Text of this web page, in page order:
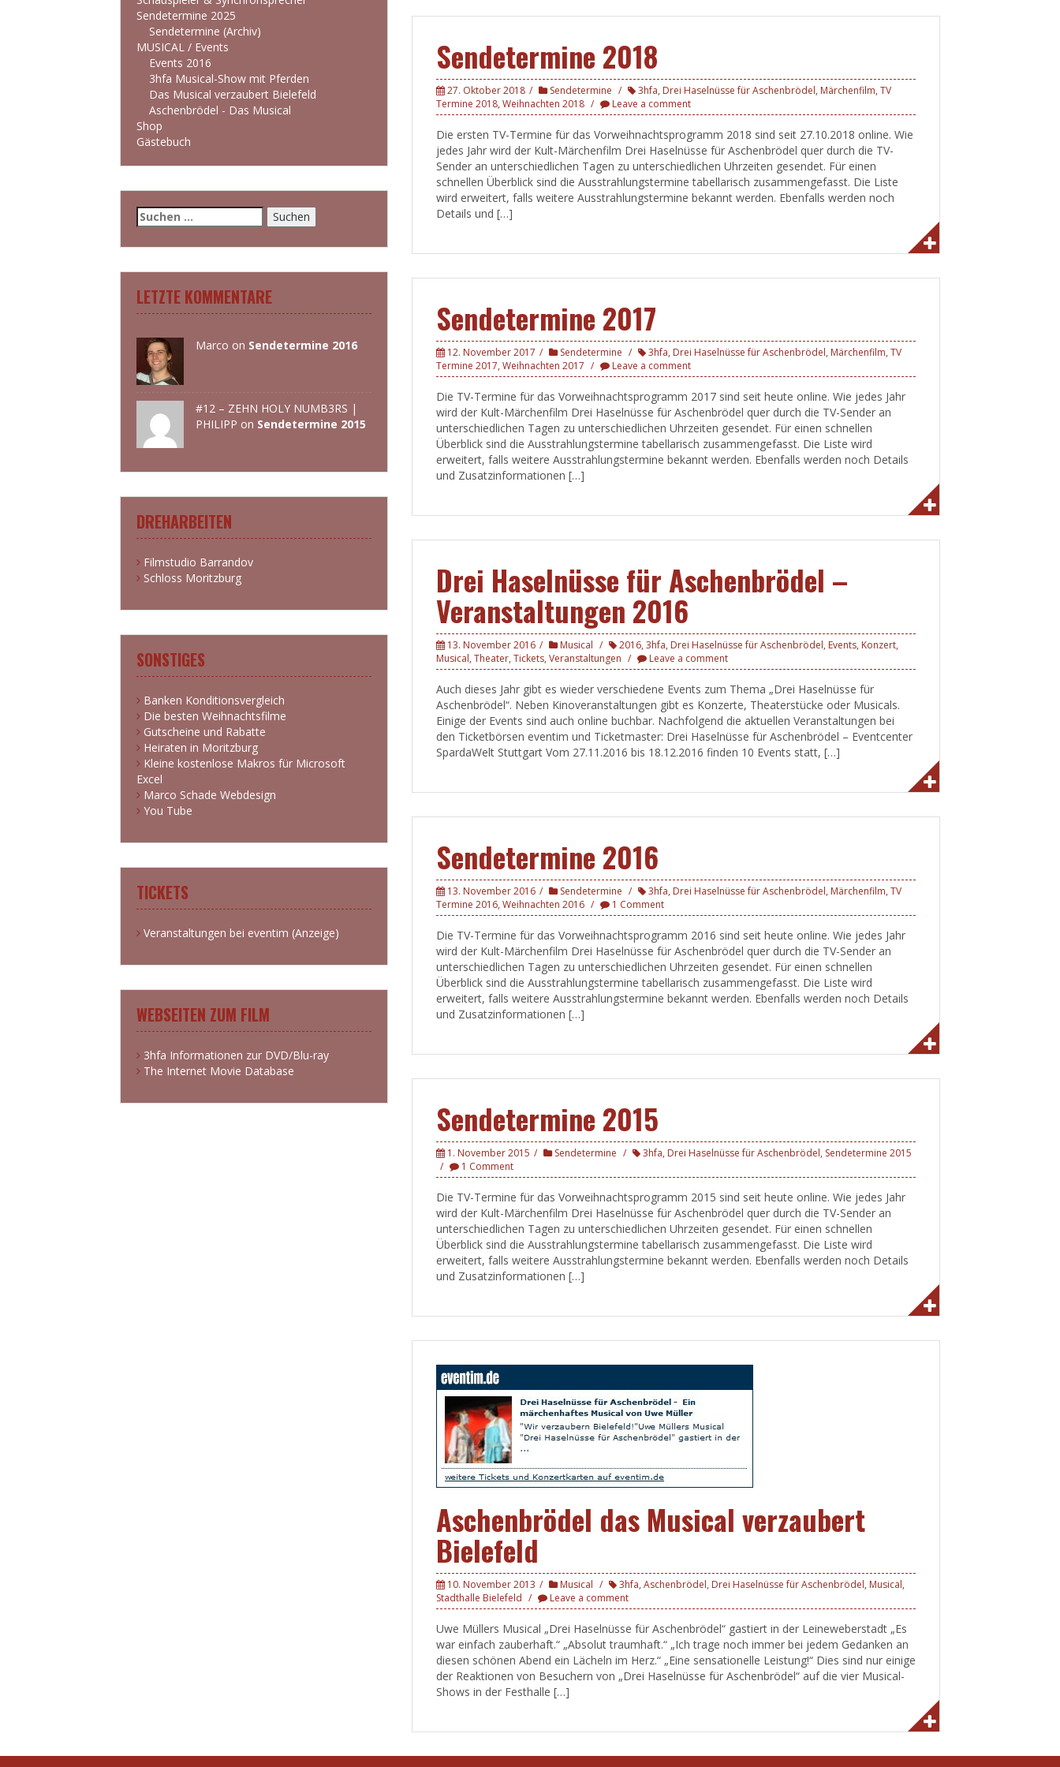
Sendetermine 2018
27. Oktober 2018 Sendetermine 3hfa, Drei Haselnüsse für Aschenbrödel, Märchenfilm, TV
Termine 2018, Weihnachten 2018 Leave a comment
Die ersten TV-Termine für das Vorweihnachtsprogramm 2018 sind seit 27.10.2018 online. Wie
jedes Jahr wird der Kult-Märchenfilm Drei Haselnüsse für Aschenbrödel quer durch die TV-
Sender an unterschiedlichen Tagen zu unterschiedlichen Uhrzeiten gesendet. Für einen
schnellen Überblick sind die Ausstrahlungstermine tabellarisch zusammengefasst. Die Liste
wird erweitert, falls weitere Ausstrahlungstermine bekannt werden. Ebenfalls werden noch
Details und […]
Sendetermine 2017
12. November 2017 Sendetermine 3hfa, Drei Haselnüsse für Aschenbrödel, Märchenfilm, TV
Termine 2017, Weihnachten 2017 Leave a comment
Die TV-Termine für das Vorweihnachtsprogramm 2017 sind seit heute online. Wie jedes Jahr
wird der Kult-Märchenfilm Drei Haselnüsse für Aschenbrödel quer durch die TV-Sender an
unterschiedlichen Tagen zu unterschiedlichen Uhrzeiten gesendet. Für einen schnellen
Überblick sind die Ausstrahlungstermine tabellarisch zusammengefasst. Die Liste wird
erweitert, falls weitere Ausstrahlungstermine bekannt werden. Ebenfalls werden noch Details
und Zusatzinformationen […]
Drei Haselnüsse für Aschenbrödel –
Veranstaltungen 2016
13. November 2016 Musical 2016, 3hfa, Drei Haselnüsse für Aschenbrödel, Events, Konzert,
Musical, Theater, Tickets, Veranstaltungen Leave a comment
Auch dieses Jahr gibt es wieder verschiedene Events zum Thema „Drei Haselnüsse für
Aschenbrödel“. Neben Kinoveranstaltungen gibt es Konzerte, Theaterstücke oder Musicals.
Einige der Events sind auch online buchbar. Nachfolgend die aktuellen Veranstaltungen bei
den Ticketbörsen eventim und Ticketmaster: Drei Haselnüsse für Aschenbrödel – Eventcenter
SpardaWelt Stuttgart Vom 27.11.2016 bis 18.12.2016 finden 10 Events statt, […]
Sendetermine 2016
13. November 2016 Sendetermine 3hfa, Drei Haselnüsse für Aschenbrödel, Märchenfilm, TV
Termine 2016, Weihnachten 2016 1 Comment
Die TV-Termine für das Vorweihnachtsprogramm 2016 sind seit heute online. Wie jedes Jahr
wird der Kult-Märchenfilm Drei Haselnüsse für Aschenbrödel quer durch die TV-Sender an
unterschiedlichen Tagen zu unterschiedlichen Uhrzeiten gesendet. Für einen schnellen
Überblick sind die Ausstrahlungstermine tabellarisch zusammengefasst. Die Liste wird
erweitert, falls weitere Ausstrahlungstermine bekannt werden. Ebenfalls werden noch Details
und Zusatzinformationen […]
Sendetermine 2015
1. November 2015 Sendetermine 3hfa, Drei Haselnüsse für Aschenbrödel, Sendetermine 2015
1 Comment
Die TV-Termine für das Vorweihnachtsprogramm 2015 sind seit heute online. Wie jedes Jahr
wird der Kult-Märchenfilm Drei Haselnüsse für Aschenbrödel quer durch die TV-Sender an
unterschiedlichen Tagen zu unterschiedlichen Uhrzeiten gesendet. Für einen schnellen
Überblick sind die Ausstrahlungstermine tabellarisch zusammengefasst. Die Liste wird
erweitert, falls weitere Ausstrahlungstermine bekannt werden. Ebenfalls werden noch Details
und Zusatzinformationen […]
Aschenbrödel das Musical verzaubert
Bielefeld
10. November 2013 Musical 3hfa, Aschenbrödel, Drei Haselnüsse für Aschenbrödel, Musical,
Stadthalle Bielefeld
Leave a comment
Uwe Müllers Musical „Drei Haselnüsse für Aschenbrödel“ gastiert in der Leineweberstadt „Es
war einfach zauberhaft.“ „Absolut traumhaft.“ „Ich trage noch immer bei jedem Gedanken an
diesen schönen Abend ein Lächeln im Herz.“ „Eine sensationelle Leistung!“ Dies sind nur einige
der Reaktionen von Besuchern von „Drei Haselnüsse für Aschenbrödel“ auf die vier Musical-
Shows in der Festhalle […]
Sendetermine 2025
Sendetermine (Archiv)
MUSICAL / Events
Events 2016
3hfa Musical-Show mit Pferden
Das Musical verzaubert Bielefeld
Aschenbrödel - Das Musical
Shop
Gästebuch
Suchen
nach:
LETZTE KOMMENTARE
Marco on Sendetermine 2016
#12 – ZEHN HOLY NUMB3RS |
PHILIPP on Sendetermine 2015
DREHARBEITEN
Filmstudio Barrandov
Schloss Moritzburg
SONSTIGES
Banken Konditionsvergleich
Die besten Weihnachtsfilme
Gutscheine und Rabatte
Heiraten in Moritzburg
Kleine kostenlose Makros für Microsoft
Excel
Marco Schade Webdesign
You Tube
TICKETS
Veranstaltungen bei eventim (Anzeige)
WEBSEITEN ZUM FILM
3hfa Informationen zur DVD/Blu-ray
The Internet Movie Database